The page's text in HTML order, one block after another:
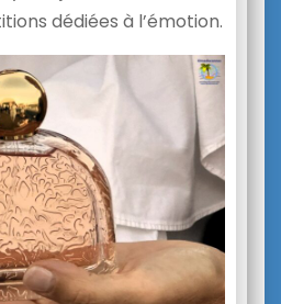
dédiées à l’émotion.